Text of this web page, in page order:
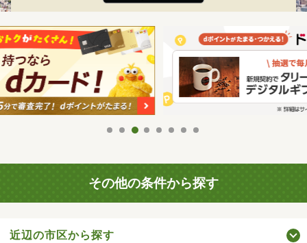
その他の条件から探す
近辺の市区から探す